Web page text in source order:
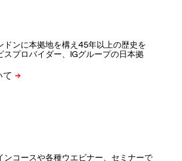
ドンに本拠地を構え45年以上の歴史を
スプロバイダー、IGグループの日本拠
ンコースや各種ウエビナー、セミナーで